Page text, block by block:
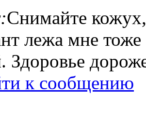
Снимайте
лежа мне тоже
Здоровье
к сообщению